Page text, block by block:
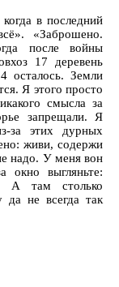
в последний
«Заброшено.
после войны
17 деревень
осталось. Земли
Я этого просто
смысла за
запрещали. Я
за этих дурных
живи, содержи
надо. У меня вон
окно выгляньте:
А там столько
да не всегда так